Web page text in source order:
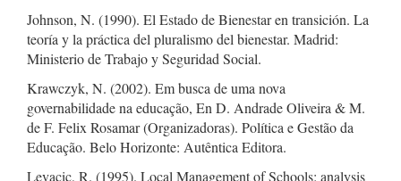
Johnson, N. (1990). El Estado de Bienestar en transición. La
teoría y la práctica del pluralismo del bienestar. Madrid:
Ministerio de Trabajo y Seguridad Social.
Krawczyk, N. (2002). Em busca de uma nova
governabilidade na educação, En D. Andrade Oliveira & M.
de F. Felix Rosamar (Organizadoras). Política e Gestão da
Educação. Belo Horizonte: Autêntica Editora.
Levacic, R. (1995). Local Management of Schools: analysis